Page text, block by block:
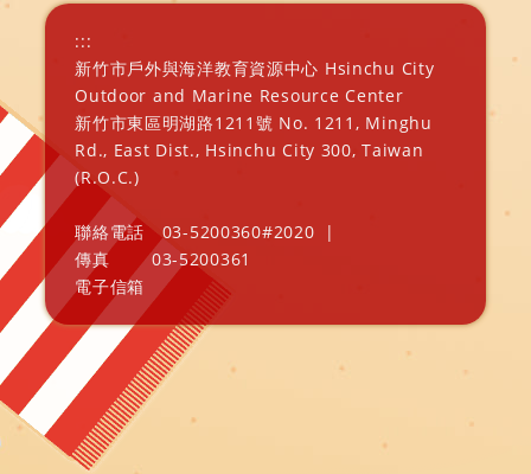
:::
新竹市戶外與海洋教育資源中心 Hsinchu City
Outdoor and Marine Resource Center
新竹市東區明湖路1211號 No. 1211, Minghu
Rd., East Dist., Hsinchu City 300, Taiwan
(R.O.C.)
聯絡電話 03-5200360#2020
|
傳真
03-5200361
電子信箱